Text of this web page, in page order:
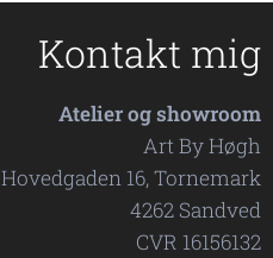
Kontakt mig
Atelier og showroom
Art By Høgh
Hovedgaden 16, Tornemark
4262 Sandved
CVR 16156132